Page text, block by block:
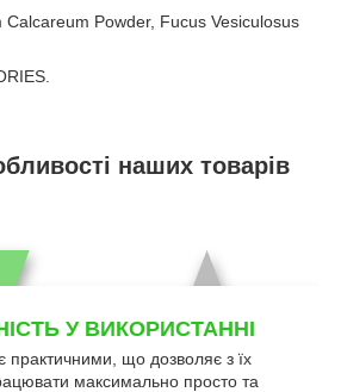
Calcareum Powder, Fucus Vesiculosus
наших товарів
У ВИКОРИСТАННІ
практичними, що дозволяє з їх
максимально просто та